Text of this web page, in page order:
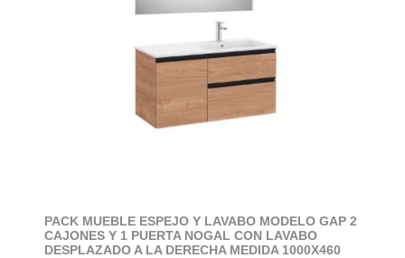
PACK MUEBLE ESPEJO Y LAVABO MODELO GAP 2
CAJONES Y 1 PUERTA NOGAL CON LAVABO
DESPLAZADO A LA DERECHA MEDIDA 1000X460